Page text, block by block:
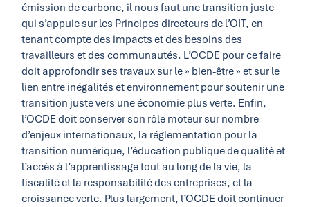
émission de carbone, il nous faut une transition juste
qui s’appuie sur les Principes directeurs de l’OIT, en
tenant compte des impacts et des besoins des
travailleurs et des communautés. L’OCDE pour ce faire
doit approfondir ses travaux sur le » bien-être » et sur le
lien entre inégalités et environnement pour soutenir une
transition juste vers une économie plus verte. Enfin,
l’OCDE doit conserver son rôle moteur sur nombre
d’enjeux internationaux, la réglementation pour la
transition numérique, l’éducation publique de qualité et
l’accès à l’apprentissage tout au long de la vie, la
fiscalité et la responsabilité des entreprises, et la
croissance verte. Plus largement, l’OCDE doit continuer